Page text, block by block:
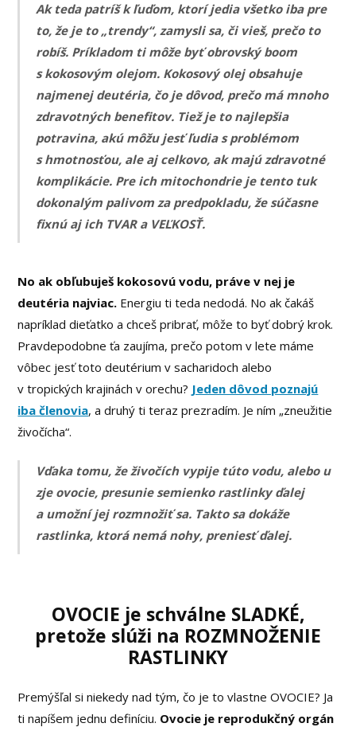
Ak teda patríš k ľuďom, ktorí jedia všetko iba pre
to, že je to „trendy“, zamysli sa, či vieš, prečo to
robíš. Príkladom ti môže byť obrovský boom
s kokosovým olejom. Kokosový olej obsahuje
najmenej deutéria, čo je dôvod, prečo má mnoho
zdravotných benefitov. Tiež je to najlepšia
potravina, akú môžu jesť ľudia s problémom
s hmotnosťou, ale aj celkovo, ak majú zdravotné
komplikácie. Pre ich mitochondrie je tento tuk
dokonalým palivom za predpokladu, že súčasne
fixnú aj ich TVAR a VEĽKOSŤ.
No ak obľubuješ kokosovú vodu, práve v nej je
deutéria najviac. Energiu ti teda nedodá. No ak čakáš
napríklad dieťatko a chceš pribrať, môže to byť dobrý krok.
Pravdepodobne ťa zaujíma, prečo potom v lete máme
vôbec jesť toto deutérium v sacharidoch alebo
v tropických krajinách v orechu? Jeden dôvod poznajú
iba členovia, a druhý ti teraz prezradím. Je ním „zneužitie
živočícha“.
Vďaka tomu, že živočích vypije túto vodu, alebo u
zje ovocie, presunie semienko rastlinky ďalej
a umožní jej rozmnožiť sa. Takto sa dokáže
rastlinka, ktorá nemá nohy, preniesť ďalej.
OVOCIE je schválne SLADKÉ,
pretože slúži na ROZMNOŽENIE
RASTLINKY
Premýšľal si niekedy nad tým, čo je to vlastne OVOCIE? Ja
ti napíšem jednu definíciu. Ovocie je reprodukčný orgán